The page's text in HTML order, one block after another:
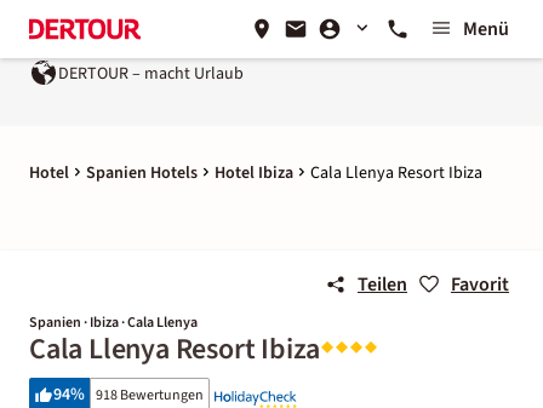
Menü
DERTOUR – macht Urlaub
Hotel Spanien Hotels Hotel Ibiza Cala Llenya Resort Ibiza
Teilen Favorit
Spanien · Ibiza · Cala Llenya
Cala Llenya Resort Ibiza
94% 918 Bewertungen